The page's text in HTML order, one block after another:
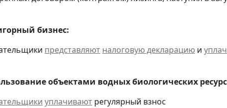
бизнес:
представляют налоговую декларацию и
объектами водных биологических
уплачивают регулярный взнос